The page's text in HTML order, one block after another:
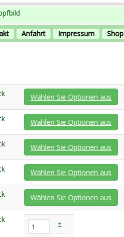
Anfahrt Impressum Shop
Wählen Sie Optionen aus
Wählen Sie Optionen aus
Wählen Sie Optionen aus
Wählen Sie Optionen aus
Wählen Sie Optionen aus
+